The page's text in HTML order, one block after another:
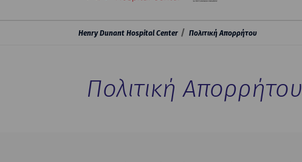
Henry Dunant Hospital Center Πολιτική Απορρήτου
Πολιτική Απορρήτου